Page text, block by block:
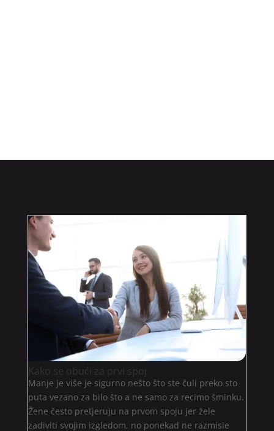
Kako se obući za prvi spoj
Manje je više je sigurno nešto što ste čuli preko sto
puta vezano za bilo što a ne samo za recimo šminku.
Žene često pretjeruju na prvom spoju jer žele
zadiviti svojim izgledom, no ponekad ne razmisle